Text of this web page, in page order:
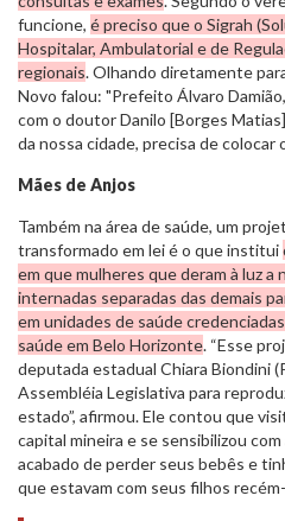
funcione, é preciso que o Sigrah
Hospitalar, Ambulatorial e de
regionais. Olhando diretamente
Novo falou: "Prefeito Álvaro
com o doutor Danilo [Borges
da nossa cidade, precisa de colocar
Mães de Anjos
Também na área de saúde, um
transformado em lei é o que institui
em que mulheres que deram à luz
internadas separadas das demais
em unidades de saúde
saúde em Belo Horizonte. “Esse
deputada estadual Chiara Biondini
Assembléia Legislativa para
estado”, afirmou. Ele contou que
capital mineira e se sensibilizou
acabado de perder seus bebês e
que estavam com seus filhos